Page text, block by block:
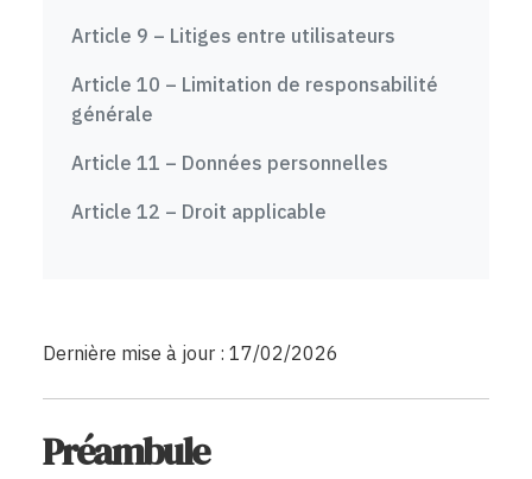
Article 9 – Litiges entre utilisateurs
Article 10 – Limitation de responsabilité
générale
Article 11 – Données personnelles
Article 12 – Droit applicable
Dernière mise à jour : 17/02/2026
Préambule